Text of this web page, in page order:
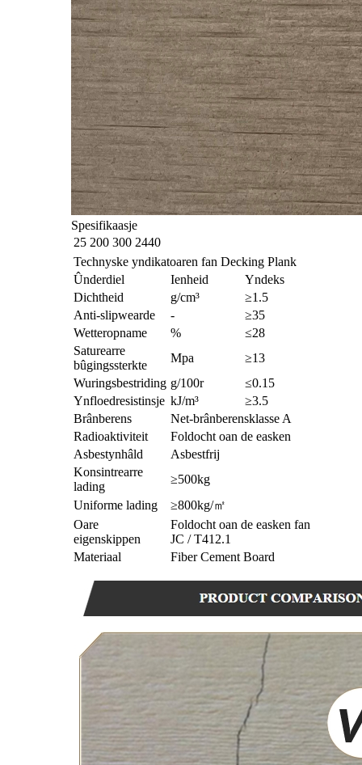
Spesifikaasje
25 200 300 2440
Technyske yndikatoaren fan Decking Plank
Ûnderdiel
Ienheid
Yndeks
Dichtheid
g/cm³
≥1.5
Anti-slipwearde
-
≥35
Wetteropname
%
≤28
Saturearre
bûgingssterkte
Mpa
≥13
Wuringsbestriding g/100r
≤0.15
Ynfloedresistinsje kJ/m³
≥3.5
Brânberens
Net-brânberensklasse A
Radioaktiviteit
Foldocht oan de easken
Asbestynhâld
Asbestfrij
Konsintrearre
lading
≥500kg
Uniforme lading
≥800kg/㎡
Oare
eigenskippen
Foldocht oan de easken fan
JC / T412.1
Materiaal
Fiber Cement Board